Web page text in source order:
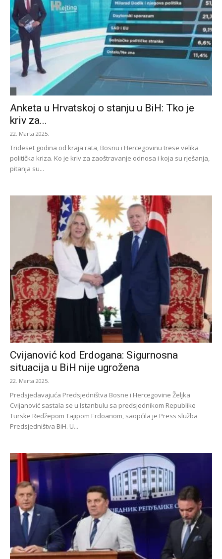
Anketa u Hrvatskoj o stanju u BiH: Tko je
kriv za...
22. Marta 2025.
Trideset godina od kraja rata, Bosnu i Hercegovinu trese velika
politička kriza. Ko je kriv za zaoštravanje odnosa i koja su rješanja,
pitanja su...
Cvijanović kod Erdogana: Sigurnosna
situacija u BiH nije ugrožena
22. Marta 2025.
Predsjedavajuća Predsjedništva Bosne i Hercegovine Željka
Cvijanović sastala se u Istanbulu sa predsjednikom Republike
Turske Redžepom Tajipom Erdoanom, saopćila je Press služba
Predsjedništva BiH. U...